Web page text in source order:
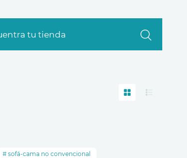
tu tienda
sofá-cama no convencional